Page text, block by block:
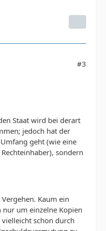
#3
Staat wird bei derart
jedoch hat der
geht (wie eine
sondern
Kaum ein
um einzelne Kopien
schon durch